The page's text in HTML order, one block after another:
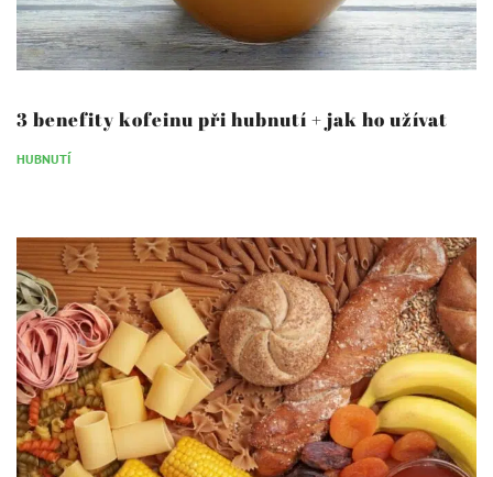
3 benefity kofeinu při hubnutí + jak ho užívat
HUBNUTÍ